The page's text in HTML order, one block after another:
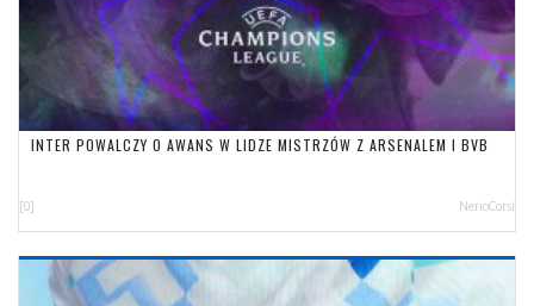
INTER POWALCZY O AWANS W LIDZE MISTRZÓW Z ARSENALEM I BVB
[0] NerioCorsi